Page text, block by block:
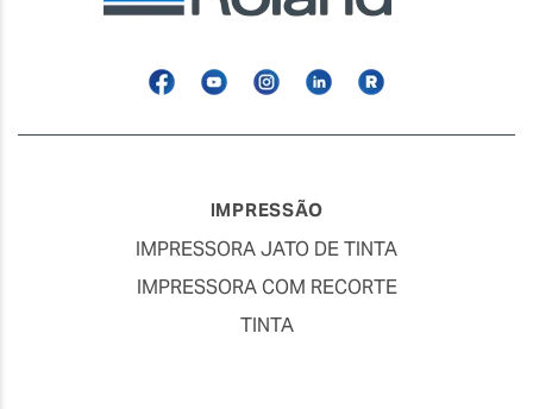
FacebookYouTubeInstagramLinkedinRoland
IMPRESSÃO
IMPRESSORA JATO DE TINTA
IMPRESSORA COM RECORTE
TINTA